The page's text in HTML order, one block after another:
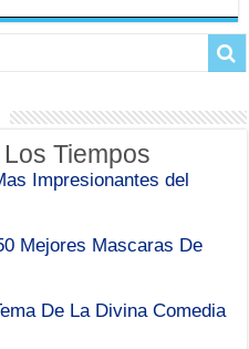
Tiempos
Impresionantes del
Mejores Mascaras De
De La Divina Comedia